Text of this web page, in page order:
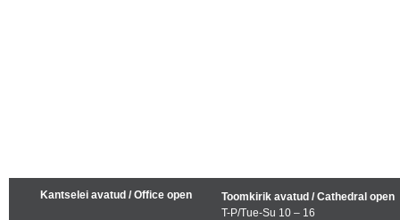
Kantselei avatud / Office open
Toomkirik avatud / Cathedral open
T-P/Tue-Su 10 – 16